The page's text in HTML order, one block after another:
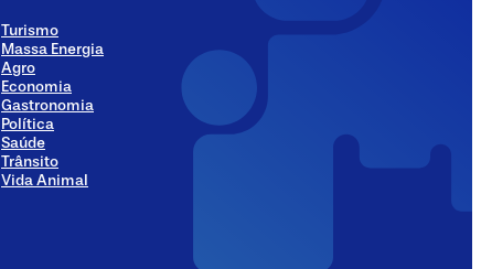
Turismo
Massa Energia
Agro
Economia
Gastronomia
Política
Saúde
Trânsito
Vida Animal